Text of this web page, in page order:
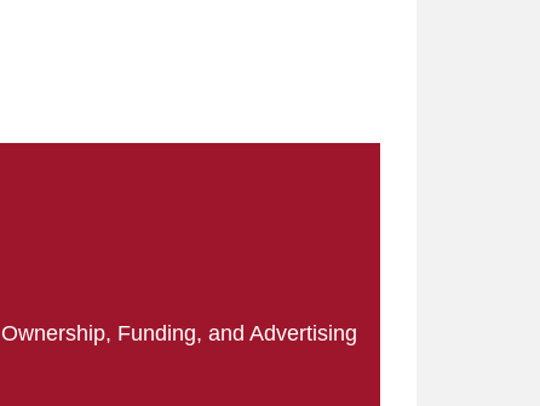
Ownership, Funding, and Advertising